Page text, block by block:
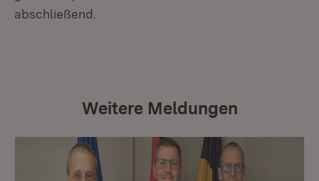
abschließend.
Weitere Meldungen